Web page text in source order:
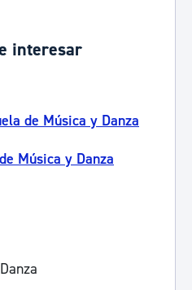
interesar
de Música y Danza
Música y Danza